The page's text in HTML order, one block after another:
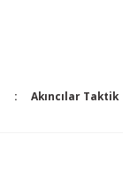
Akıncılar Taktik